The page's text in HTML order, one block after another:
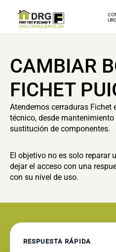
CAMBIAR
FICHET
Atendemos cerraduras Fichet
técnico, desde
sustitución de componentes.
El objetivo no es solo reparar
dejar el acceso con una
con su nivel de uso.
RESPUESTA RÁPIDA